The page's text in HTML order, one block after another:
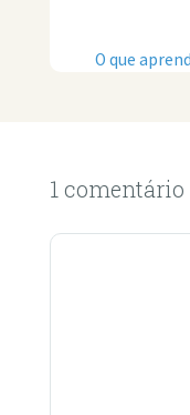
O que
1 comentário